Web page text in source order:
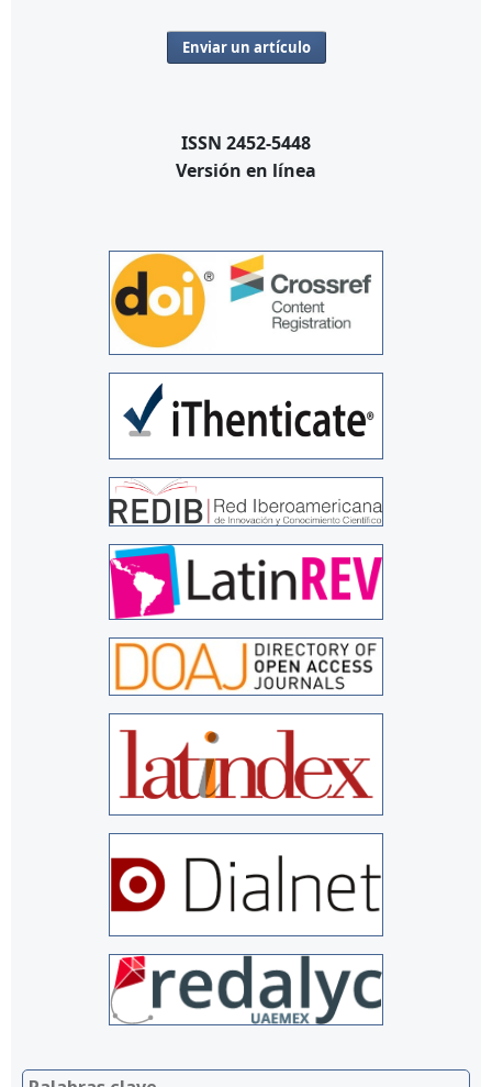
Enviar un artículo
ISSN 2452-5448
Versión en línea